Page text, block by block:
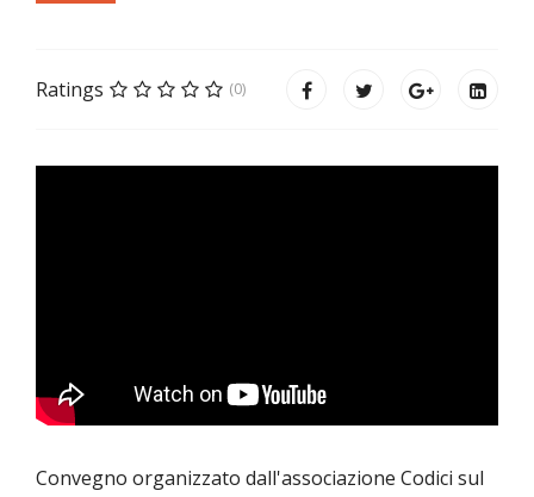
Ratings (0)
Convegno organizzato dall'associazione Codici sul